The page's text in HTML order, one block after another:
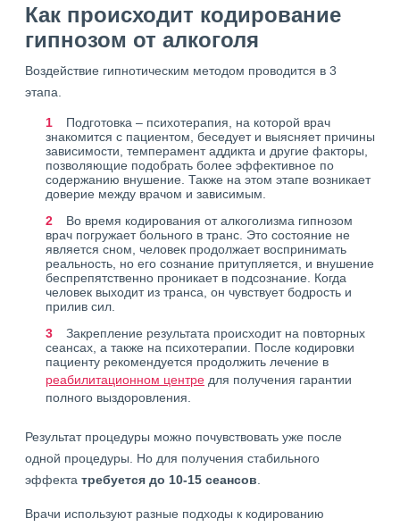
Как происходит кодирование
гипнозом от алкоголя
Воздействие гипнотическим методом проводится в 3
этапа.
Подготовка – психотерапия, на которой врач
знакомится с пациентом, беседует и выясняет причины
зависимости, темперамент аддикта и другие факторы,
позволяющие подобрать более эффективное по
содержанию внушение. Также на этом этапе возникает
доверие между врачом и зависимым.
Во время кодирования от алкоголизма гипнозом
врач погружает больного в транс. Это состояние не
является сном, человек продолжает воспринимать
реальность, но его сознание притупляется, и внушение
беспрепятственно проникает в подсознание. Когда
человек выходит из транса, он чувствует бодрость и
прилив сил.
Закрепление результата происходит на повторных
сеансах, а также на психотерапии. После кодировки
пациенту рекомендуется продолжить лечение в
реабилитационном центре для получения гарантии
полного выздоровления.
Результат процедуры можно почувствовать уже после
одной процедуры. Но для получения стабильного
эффекта требуется до 10-15 сеансов
Врачи используют разные подходы к кодированию